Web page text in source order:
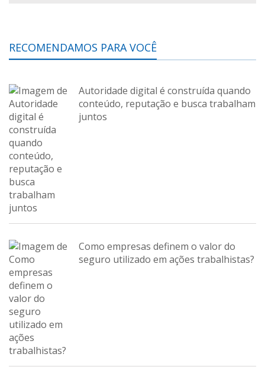
RECOMENDAMOS PARA VOCÊ
Autoridade digital é construída quando
conteúdo, reputação e busca trabalham
juntos
Como empresas definem o valor do
seguro utilizado em ações trabalhistas?